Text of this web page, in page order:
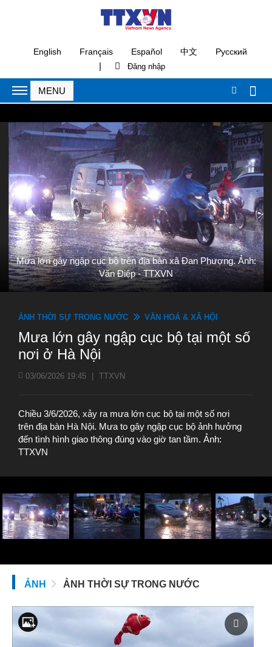
English Français Español 中文 Русский
|
Mưa lớn gây ngập cục bộ trên địa bàn xã Đan Phượng. Ảnh:
Văn Điệp - TTXVN
ẢNH THỜI SỰ TRONG NƯỚC VĂN HOÁ & XÃ HỘI
Mưa lớn gây ngập cục bộ tại một số
nơi ở Hà Nội
03/06/2026 19:45 TTXVN
Chiều 3/6/2026, xảy ra mưa lớn cục bộ tại một số nơi
trên địa bàn Hà Nội. Mưa to gây ngập cục bộ ảnh hưởng
đến tình hình giao thông đúng vào giờ tan tầm. Ảnh:
TTXVN
ẢNH ẢNH THỜI SỰ TRONG NƯỚC